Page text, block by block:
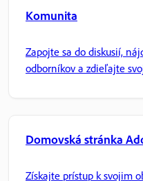
Komunita
Zapojte sa do diskusií,
odborníkov a zdieľajte
Domovská stránka
Získajte prístup k svojim